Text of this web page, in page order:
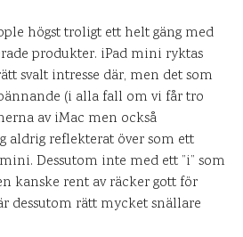
högst troligt ett helt gäng med
produkter. iPad mini ryktas
svalt intresse där, men det som
(i alla fall om vi får tro
av iMac men också
aldrig reflekterat över som ett
Dessutom inte med ett ”i” som
kanske rent av räcker gott för
dessutom rätt mycket snällare